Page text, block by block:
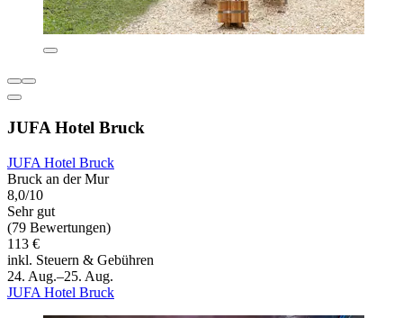
JUFA Hotel Bruck
JUFA Hotel Bruck
Bruck an der Mur
8,0/10
Sehr gut
(79 Bewertungen)
113 €
inkl. Steuern & Gebühren
24. Aug.–25. Aug.
JUFA Hotel Bruck